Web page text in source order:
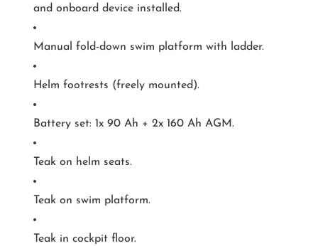
and onboard device installed.
Manual fold-down swim platform with ladder.
Helm footrests (freely mounted).
Battery set: 1x 90 Ah + 2x 160 Ah AGM.
Teak on helm seats.
Teak on swim platform.
Teak in cockpit floor.